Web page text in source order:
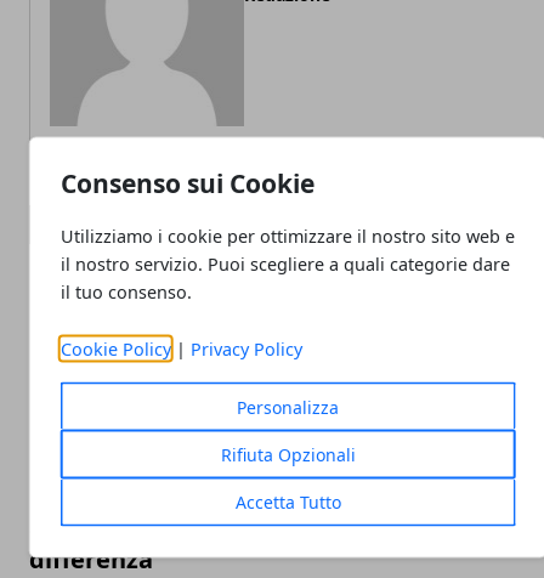
Consenso sui Cookie
Utilizziamo i cookie per ottimizzare il nostro sito web e
il nostro servizio. Puoi scegliere a quali categorie dare
il tuo consenso.
Cookie Policy| Privacy Policy
Personalizza
Rifiuta Opzionali
Accetta Tutto
ARTICOLI CORRELATI
Non tutti i trader sono uguali: perché un
software personalizzabile fa davvero la
differenza